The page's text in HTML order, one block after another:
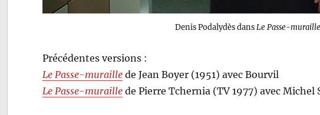
Denis Podalydès dans Le Passe-muraille
Précédentes versions :
Le Passe-muraille de Jean Boyer (1951) avec Bourvil
Le Passe-muraille de Pierre Tchernia (TV 1977) avec